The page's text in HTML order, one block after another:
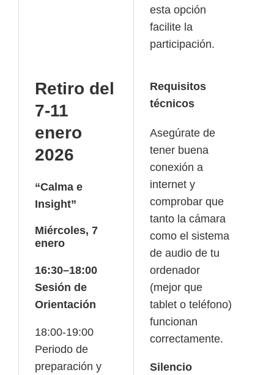
esta opción
facilite la
participación.
Retiro del
7-11
enero
2026
“Calma e
Insight”
Miércoles, 7
enero
16:30–18:00
Sesión de
Orientación
18:00-19:00
Periodo de
preparación y
Requisitos
técnicos
Asegúrate de
tener buena
conexión a
internet y
comprobar que
tanto la cámara
como el sistema
de audio de tu
ordenador
(mejor que
tablet o teléfono)
funcionan
correctamente.
Silencio